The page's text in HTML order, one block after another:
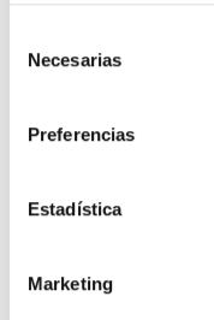
Necesarias
Preferencias
Estadística
Marketing
Champú